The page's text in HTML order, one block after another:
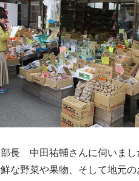
長 中田祐輔さんに伺いまし
な野菜や果物、そして地元